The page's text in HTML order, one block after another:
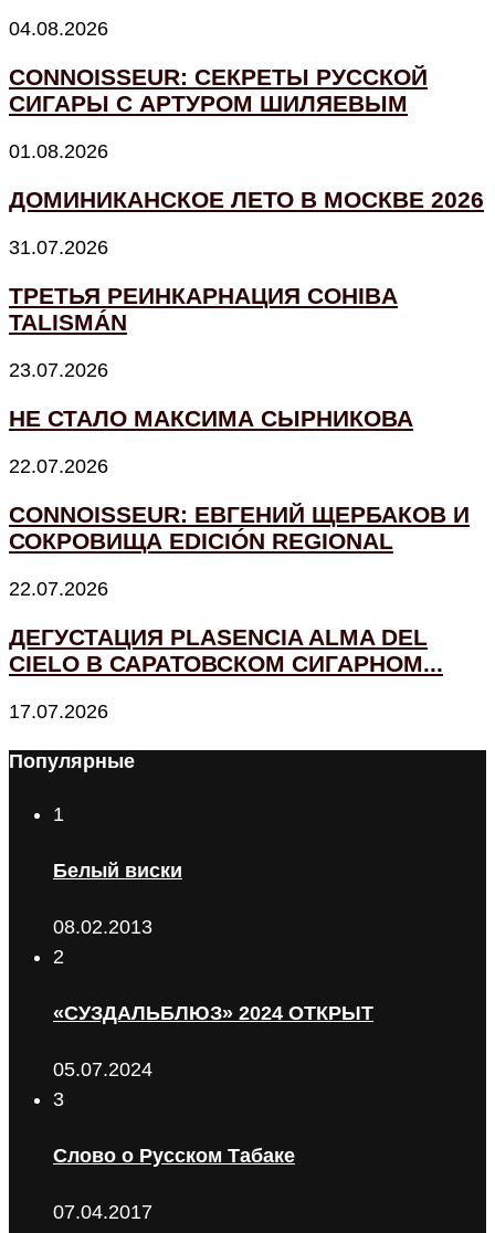
04.08.2026
CONNOISSEUR: СЕКРЕТЫ РУССКОЙ
СИГАРЫ С АРТУРОМ ШИЛЯЕВЫМ
01.08.2026
ДОМИНИКАНСКОЕ ЛЕТО В МОСКВЕ 2026
31.07.2026
ТРЕТЬЯ РЕИНКАРНАЦИЯ COHIBA
TALISMÁN
23.07.2026
НЕ СТАЛО МАКСИМА СЫРНИКОВА
22.07.2026
CONNOISSEUR: ЕВГЕНИЙ ЩЕРБАКОВ И
СОКРОВИЩА EDICIÓN REGIONAL
22.07.2026
ДЕГУСТАЦИЯ PLASENCIA ALMA DEL
CIELO В САРАТОВСКОМ СИГАРНОМ...
17.07.2026
Популярные
1
Белый виски
08.02.2013
2
«СУЗДАЛЬБЛЮЗ» 2024 ОТКРЫТ
05.07.2024
3
Слово о Русском Табаке
07.04.2017